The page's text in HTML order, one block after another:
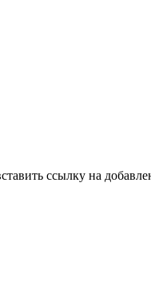
ссылку на